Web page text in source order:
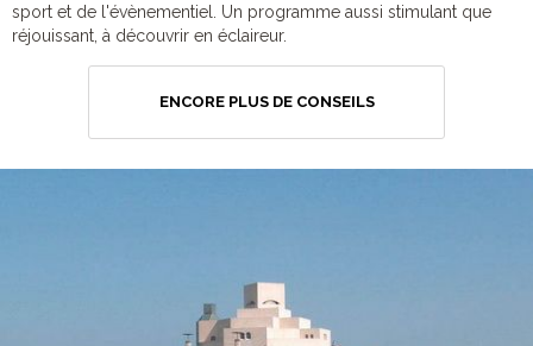
sport et de l'évènementiel. Un programme aussi stimulant que
réjouissant, à découvrir en éclaireur.
ENCORE PLUS DE CONSEILS